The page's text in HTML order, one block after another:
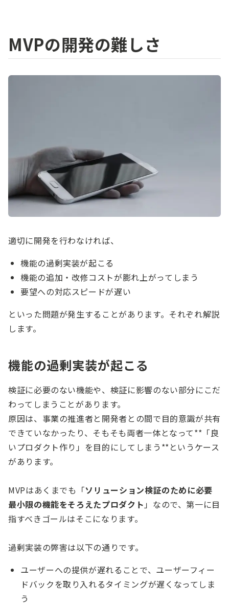
MVPの開発の難しさ
適切に開発を行わなければ、
機能の過剰実装が起こる
機能の追加・改修コストが膨れ上がってしまう
要望への対応スピードが遅い
といった問題が発生することがあります。それぞれ解説
します。
機能の過剰実装が起こる
検証に必要のない機能や、検証に影響のない部分にこだ
わってしまうことがあります。
原因は、事業の推進者と開発者との間で目的意識が共有
できていなかったり、そもそも両者一体となって**「良
いプロダクト作り」を目的にしてしまう**というケース
があります。
MVPはあくまでも「ソリューション検証のために必要
最小限の機能をそろえたプロダクト 」なので、第一に目
指すべきゴールはそこになります。
過剰実装の弊害は以下の通りです。
ユーザーへの提供が遅れることで、ユーザーフィー
ドバックを取り入れるタイミングが遅くなってしま
う